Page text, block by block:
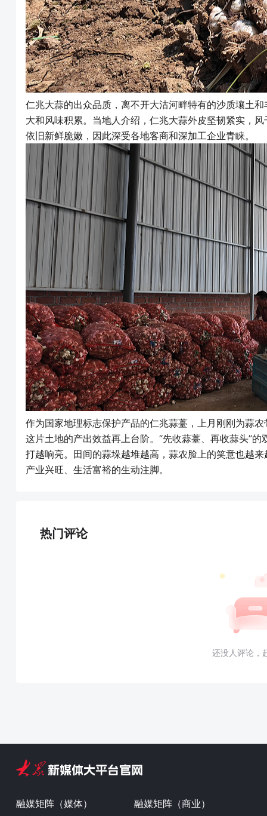
仁兆大蒜的出众品质，离不开大沽河畔特有的沙质壤土
大和风味积累。当地人介绍，仁兆大蒜外皮坚韧紧实，
依旧新鲜脆嫩，因此深受各地客商和深加工企业青睐。
作为国家地理标志保护产品的仁兆蒜薹，上月刚刚为蒜
这片土地的产出效益再上台阶。“先收蒜薹、再收蒜头”
打越响亮。田间的蒜垛越堆越高，蒜农脸上的笑意也越
产业兴旺、生活富裕的生动注脚。
热门评论
还没人评论，
融媒矩阵（媒体） 融媒矩阵（商业）